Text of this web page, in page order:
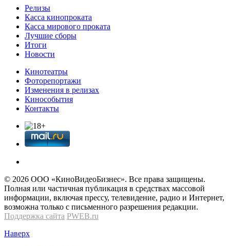
Релизы
Касса кинопроката
Касса мирового проката
Лучшие сборы
Итоги
Новости
Кинотеатры
Фоторепортажи
Изменения в релизах
Кинособытия
Контакты
© 2026 OOО «КиноВидеоБизнес». Все права защищены.
Полная или частичная публикация в средствах массовой
информации, включая прессу, телевидение, радио и Интернет,
возможна только с письменного разрешения редакции.
Поддержка сайта PWEB.ru
Наверх